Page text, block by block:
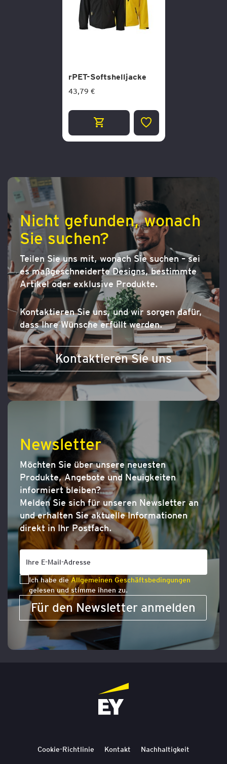
rPET-Softshelljacke
43,79 €
ZUR
Nicht gefunden, wonach
Sie suchen?
Teilen Sie uns mit, wonach Sie suchen – sei
es maßgeschneiderte Designs, bestimmte
Artikel oder exklusive Produkte.
Kontaktieren Sie uns, und wir sorgen dafür,
dass Ihre Wünsche erfüllt werden.
Kontaktieren Sie uns
Newsletter
Möchten Sie über unsere neuesten
Produkte, Angebote und Neuigkeiten
informiert bleiben?
Melden Sie sich für unseren Newsletter an
und erhalten Sie aktuelle Informationen
direkt in Ihr Postfach.
Ich habe dieAllgemeinen Geschäftsbedingungen
gelesen und stimme ihnen zu.
Für den Newsletter anmelden
Cookie-Richtlinie Kontakt Nachhaltigkeit